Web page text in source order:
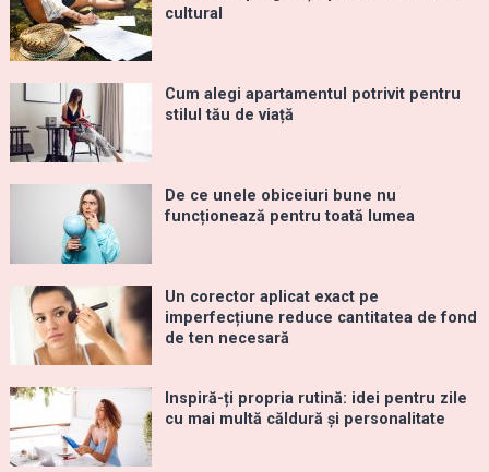
cultural
Cum alegi apartamentul potrivit pentru
stilul tău de viață
De ce unele obiceiuri bune nu
funcționează pentru toată lumea
Un corector aplicat exact pe
imperfecțiune reduce cantitatea de fond
de ten necesară
Inspiră-ți propria rutină: idei pentru zile
cu mai multă căldură și personalitate